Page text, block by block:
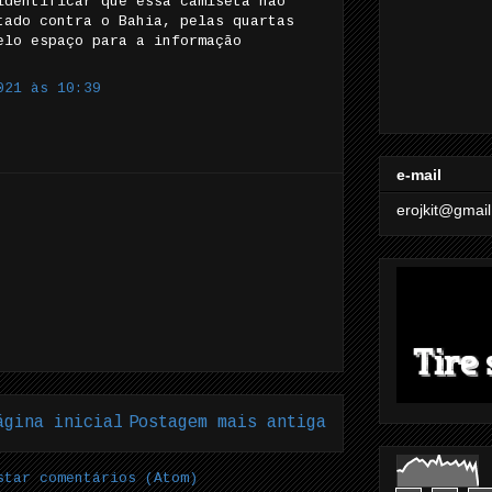
contra o Bahia, pelas quartas
espaço para a informação
às 10:39
Postagem mais antiga
inicial
comentários (Atom)
e-mail